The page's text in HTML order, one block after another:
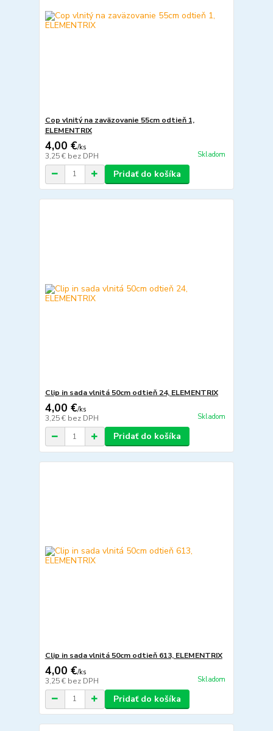
Cop vlnitý na zaväzovanie 55cm odtieň 1,
ELEMENTRIX
4,00 €/ks
3,25 € bez DPH Skladom
Pridať do košíka
Clip in sada vlnitá 50cm odtieň 24, ELEMENTRIX
4,00 €/ks
3,25 € bez DPH Skladom
Pridať do košíka
Clip in sada vlnitá 50cm odtieň 613, ELEMENTRIX
4,00 €/ks
3,25 € bez DPH Skladom
Pridať do košíka